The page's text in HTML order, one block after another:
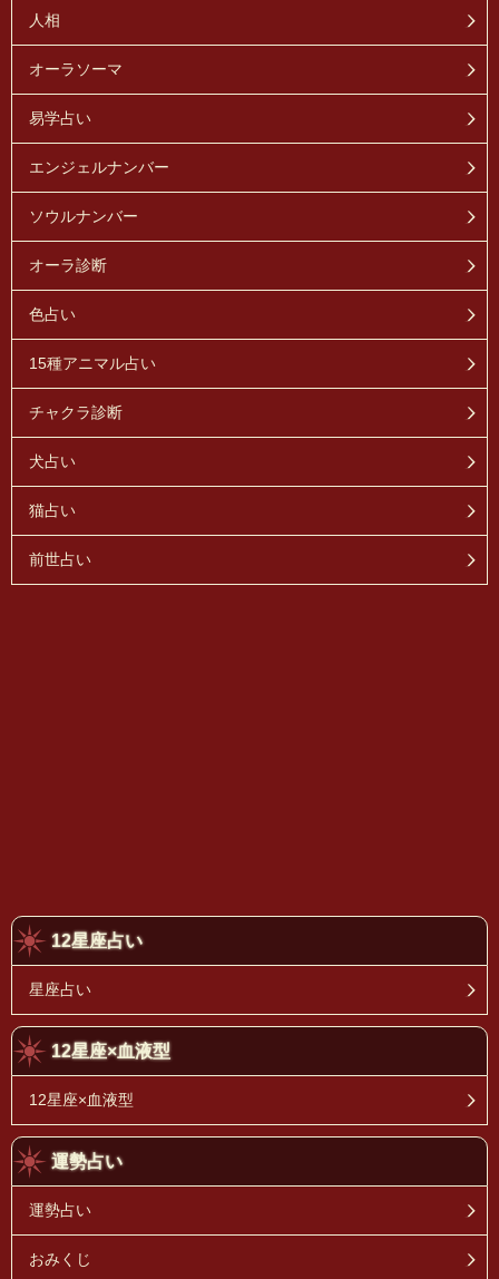
人相
オーラソーマ
易学占い
エンジェルナンバー
ソウルナンバー
オーラ診断
色占い
15種アニマル占い
チャクラ診断
犬占い
猫占い
前世占い
12星座占い
星座占い
12星座×血液型
12星座×血液型
運勢占い
運勢占い
おみくじ